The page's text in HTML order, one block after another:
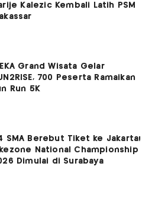
Kalezic Kembali Latih PSM
Grand Wisata Gelar
700 Peserta Ramaikan
Run 5K
SMA Berebut Tiket ke Jakarta!
National Championship
Dimulai di Surabaya